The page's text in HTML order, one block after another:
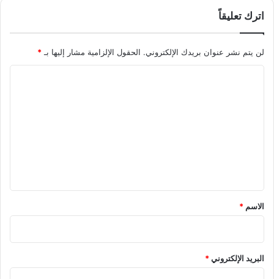
اترك تعليقاً
لن يتم نشر عنوان بريدك الإلكتروني. الحقول الإلزامية مشار إليها بـ *
*
الاسم *
البريد الإلكتروني*